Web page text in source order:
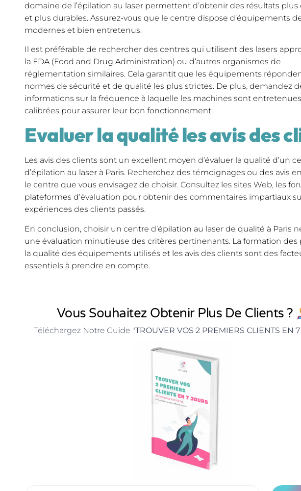
domaine de l’épilation au laser permettent d’obtenir des résultats plus
et plus durables. Assurez-vous que le centre dispose d’équipements
modernes et bien entretenus.
Il est préférable de rechercher des centres qui utilisent des lasers
la FDA (Food and Drug Administration) ou d’autres organismes de
réglementation similaires. Cela garantit que les équipements
normes de sécurité et de qualité les plus strictes. De plus, demandez
informations sur la fréquence à laquelle les machines sont
calibrées pour assurer leur bon fonctionnement.
Evaluer la qualité les avis des
Les avis des clients sont un excellent moyen d’évaluer la qualité d’un
d’épilation au laser à Paris. Recherchez des témoignages ou des avis
le centre que vous envisagez de choisir. Consultez les sites Web, les
plateformes d’évaluation pour obtenir des commentaires impartiaux
expériences des clients passés.
En conclusion, choisir un centre d’épilation au laser de qualité à Paris
une évaluation minutieuse des critères pertinenants. La formation des
la qualité des équipements utilisés et les avis des clients sont des
essentiels à prendre en compte.
Vous Souhaitez Obtenir Plus De Clients ?
Téléchargez Notre Guide "TROUVER VOS 2 PREMIERS CLIENTS EN